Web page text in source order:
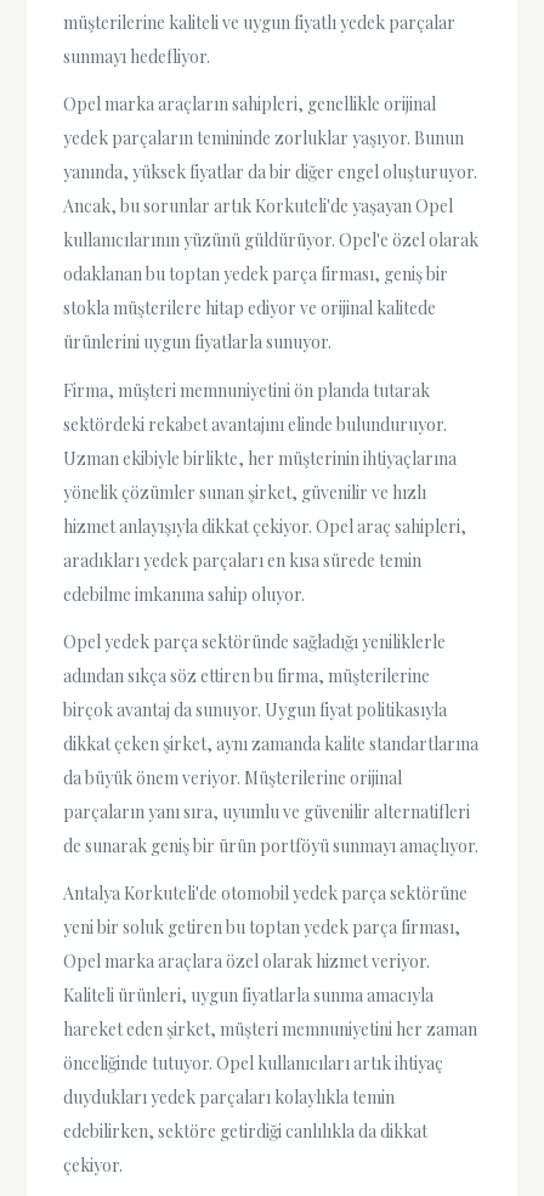
müşterilerine kaliteli ve uygun fiyatlı yedek parçalar
sunmayı hedefliyor.
Opel marka araçların sahipleri, genellikle orijinal
yedek parçaların temininde zorluklar yaşıyor. Bunun
yanında, yüksek fiyatlar da bir diğer engel oluşturuyor.
Ancak, bu sorunlar artık Korkuteli'de yaşayan Opel
kullanıcılarının yüzünü güldürüyor. Opel'e özel olarak
odaklanan bu toptan yedek parça firması, geniş bir
stokla müşterilere hitap ediyor ve orijinal kalitede
ürünlerini uygun fiyatlarla sunuyor.
Firma, müşteri memnuniyetini ön planda tutarak
sektördeki rekabet avantajını elinde bulunduruyor.
Uzman ekibiyle birlikte, her müşterinin ihtiyaçlarına
yönelik çözümler sunan şirket, güvenilir ve hızlı
hizmet anlayışıyla dikkat çekiyor. Opel araç sahipleri,
aradıkları yedek parçaları en kısa sürede temin
edebilme imkanına sahip oluyor.
Opel yedek parça sektöründe sağladığı yeniliklerle
adından sıkça söz ettiren bu firma, müşterilerine
birçok avantaj da sunuyor. Uygun fiyat politikasıyla
dikkat çeken şirket, aynı zamanda kalite standartlarına
da büyük önem veriyor. Müşterilerine orijinal
parçaların yanı sıra, uyumlu ve güvenilir alternatifleri
de sunarak geniş bir ürün portföyü sunmayı amaçlıyor.
Antalya Korkuteli'de otomobil yedek parça sektörüne
yeni bir soluk getiren bu toptan yedek parça firması,
Opel marka araçlara özel olarak hizmet veriyor.
Kaliteli ürünleri, uygun fiyatlarla sunma amacıyla
hareket eden şirket, müşteri memnuniyetini her zaman
önceliğinde tutuyor. Opel kullanıcıları artık ihtiyaç
duydukları yedek parçaları kolaylıkla temin
edebilirken, sektöre getirdiği canlılıkla da dikkat
çekiyor.